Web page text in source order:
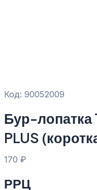
Код: 90052009
Бур-лопатка
PLUS
170 ₽
РРЦ